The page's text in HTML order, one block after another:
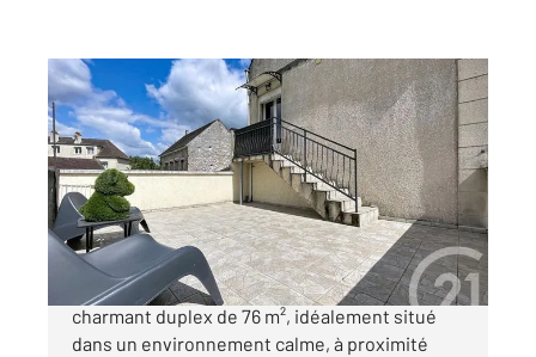
BETHISY ST PIERRE 60
76,48 m2, 4 pièces
Ref : 18080
Appartement F3 à vendre
160 000 €
À BÉTHISY-SAINT-PIERRE, venez découvrir ce
charmant duplex de 76 m², idéalement situé
dans un environnement calme, à proximité